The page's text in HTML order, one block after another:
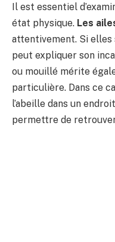
Il est essentiel
état physique. Les
attentivement. Si elles
peut expliquer son
ou mouillé mérite
particulière. Dans ce
l’abeille dans un
permettre de retrouver